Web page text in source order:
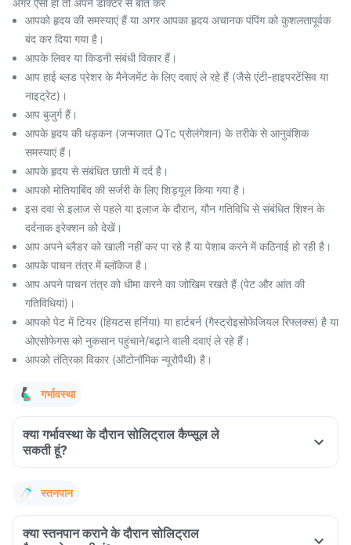
अगर ऐसा हो तो अपने डॉक्टर से बात करें
आपको हृदय की समस्याएं हैं या अगर आपका हृदय अचानक पंपिंग को कुशलतापूर्वक
बंद कर दिया गया है।
आपके लिवर या किडनी संबंधी विकार हैं।
आप हाई ब्लड प्रेशर के मैनेजमेंट के लिए दवाएं ले रहे हैं (जैसे एंटी-हाइपरटेंसिव या
नाइट्रेट)।
आप बुजुर्ग हैं।
आपके हृदय की धड़कन (जन्मजात QTc प्रोलंगेशन) के तरीके से आनुवंशिक
समस्याएं हैं।
आपके हृदय से संबंधित छाती में दर्द है।
आपको मोतियाबिंद की सर्जरी के लिए शिड्यूल किया गया है।
इस दवा से इलाज से पहले या इलाज के दौरान, यौन गतिविधि से संबंधित शिश्न के
दर्दनाक इरेक्शन को देखें।
आप अपने ब्लैडर को खाली नहीं कर पा रहे हैं या पेशाब करने में कठिनाई हो रही है।
आपके पाचन तंत्र में ब्लॉकेज है।
आप अपने पाचन तंत्र को धीमा करने का जोखिम रखते हैं (पेट और आंत की
गतिविधियां)।
आपको पेट में टियर (हियटस हर्निया) या हार्टबर्न (गैस्ट्रोइसोफेजियल रिफ्लक्स) है या
ओएसोफेगस को नुकसान पहुंचाने/बढ़ाने वाली दवाएं ले रहे हैं।
आपको तंत्रिका विकार (ऑटोनॉमिक न्यूरोपैथी) है।
गर्भावस्था
क्या गर्भावस्था के दौरान सोलिट्राल कैप्सूल ले
सकती हूं?
स्तनपान
क्या स्तनपान कराने के दौरान सोलिट्राल